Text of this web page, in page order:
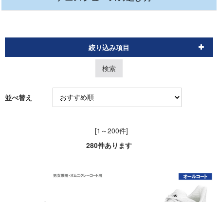
絞り込み項目
並べ替え
[1～200件]
280件あります